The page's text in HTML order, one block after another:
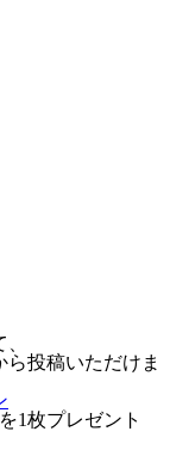
ら投稿いただけま
1枚プレゼント